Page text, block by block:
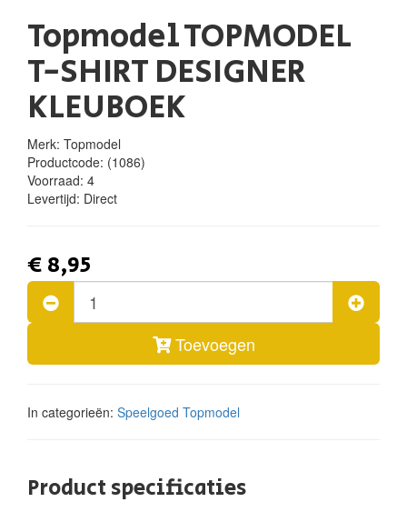
Topmodel TOPMODEL
T-SHIRT DESIGNER
KLEUBOEK
Merk: Topmodel
Productcode: (1086)
Voorraad: 4
Levertijd: Direct
€ 8,95
Toevoegen
In categorieën: Speelgoed Topmodel
Product specificaties